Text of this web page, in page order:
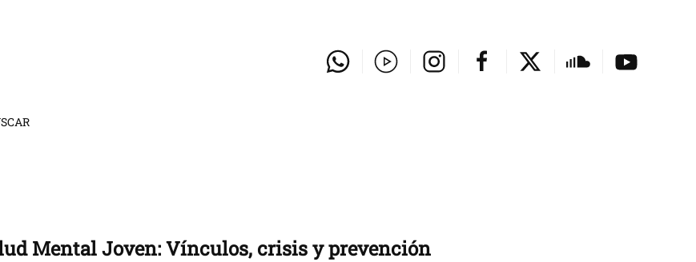
Mental Joven: Vínculos, crisis y prevención